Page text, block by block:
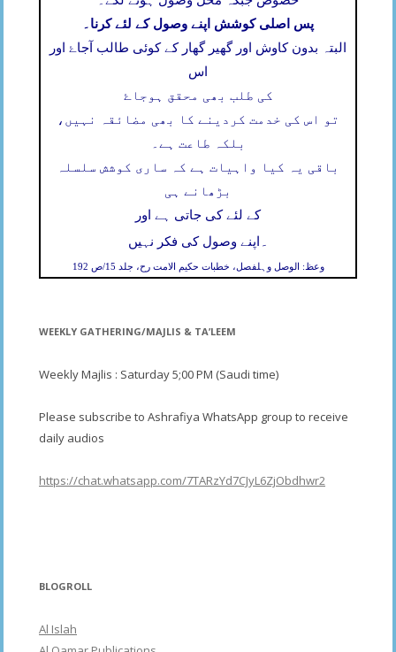
پس اصلی کوشش اپنے وصول کے لئے کرنا۔
البتہ بدون کاوش اور گھیر گھار کے کوئی طالب آجاۓ اور
اس
کی طلب بھی محقق ہوجاۓ
تو اس کی خدمت کردینے کا بھی مضائقہ نہیں،
بلکہ طاعت ہے۔
باقی یہ کیا واہیات ہے کہ ساری کوشش سلسلہ
بڑھانے ہی
کے لئے کی جاتی ہے اور
اپنے وصول کی فکر نہیں ۔
وعظ: الوصل وہلفصل، خطبات حکیم الامت رح، جلد 15/ص 192
WEEKLY GATHERING/MAJLIS & TA’LEEM
Weekly Majlis : Saturday 5;00 PM (Saudi time)
Please subscribe to Ashrafiya WhatsApp group to receive
daily audios
https://chat.whatsapp.com/7TARzYd7CJyL6ZjObdhwr2
BLOGROLL
Al Islah